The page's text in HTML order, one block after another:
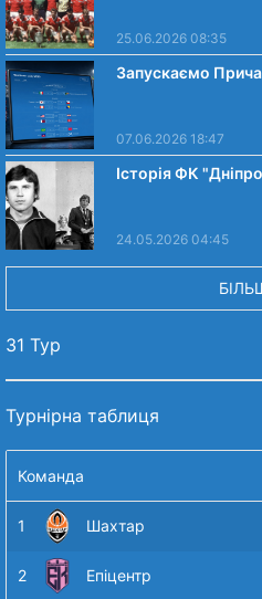
25.06.2026 08:35
Запускаємо
07.06.2026 18:47
Історія ФК
24.05.2026 04:45
31 Тур
Турнірна таблиця
Команда
1 Шахтар
2 Епіцентр